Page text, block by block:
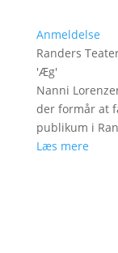
Anmeldelse
Randers
'Æg'
Nanni
der formår at
publikum i
Læs mere